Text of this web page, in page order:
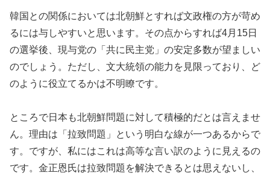
韓国との関係においては北朝鮮とすれば文政権の方が苛め
るには与しやすいと思います。その点からすれば4月15日
の選挙後、現与党の「共に民主党」の安定多数が望ましい
のでしょう。ただし、文大統領の能力を見限っており、ど
のように役立てるかは不明瞭です。
ところで日本も北朝鮮問題に対して積極的だとは言えませ
ん。理由は「拉致問題」という明白な線が一つあるからで
す。ですが、私にはこれは高等な言い訳のように見えるの
です。金正恩氏は拉致問題を解決できるとは思えないし、